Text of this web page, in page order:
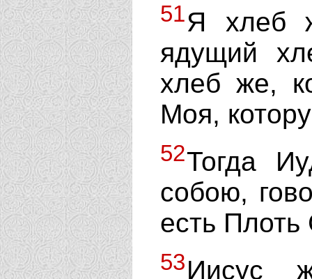
51Я хлеб
ядущий
хлеб же,
Моя,
52Тогда
собою,
есть
53Иисус